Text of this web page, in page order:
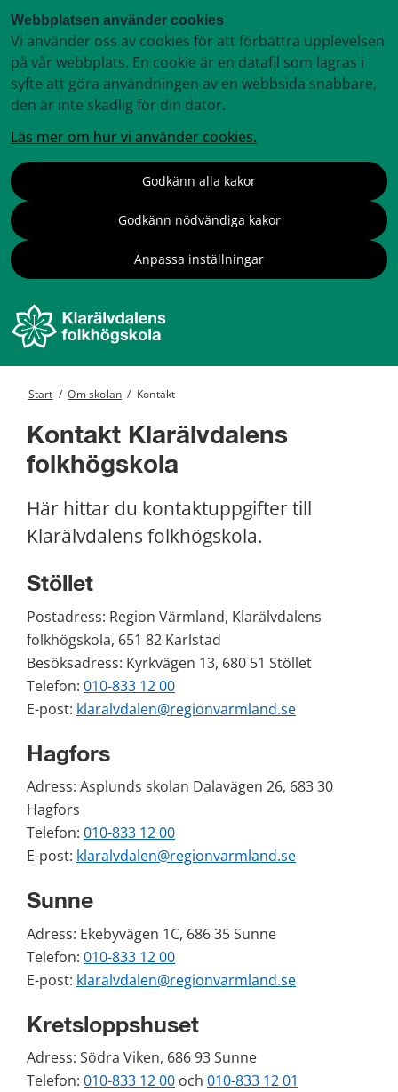
Webbplatsen använder cookies
Vi använder oss av cookies för att förbättra upplevelsen
på vår webbplats. En cookie är en datafil som lagras i
syfte att göra användningen av en webbsida snabbare,
den är inte skadlig för din dator.
Läs mer om hur vi använder cookies.
Godkänn alla kakor
Godkänn nödvändiga kakor
Anpassa inställningar
Start / Om skolan / Kontakt
Kontakt Klarälvdalens
folkhögskola
Här hittar du kontaktuppgifter till
Klarälvdalens folkhögskola.
Stöllet
Postadress: Region Värmland, Klarälvdalens
folkhögskola, 651 82 Karlstad
Besöksadress: Kyrkvägen 13, 680 51 Stöllet
Telefon: 010-833 12 00
E-post: klaralvdalen@regionvarmland.se
Hagfors
Adress: Asplunds skolan Dalavägen 26, 683 30
Hagfors
Telefon: 010-833 12 00
E-post: klaralvdalen@regionvarmland.se
Sunne
Adress: Ekebyvägen 1C, 686 35 Sunne
Telefon: 010-833 12 00
E-post: klaralvdalen@regionvarmland.se
Kretsloppshuset
Adress: Södra Viken, 686 93 Sunne
Telefon: 010-833 12 00 och 010-833 12 01